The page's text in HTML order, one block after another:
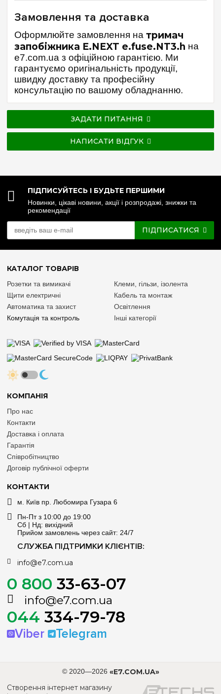
Замовлення та доставка
Оформлюйте замовлення на тримач
запобіжника E.NEXT e.fuse.NT3.h на
e7.com.ua з офіційною гарантією. Ми
гарантуємо оригінальність продукції,
швидку доставку та професійну
консультацію по вашому обладнанню.
ЗАДАТИ ПИТАННЯ
НАПИСАТИ ВІДГУК
ПІДПИСУЙТЕСЬ І БУДЬТЕ ПЕРШИМИ
Новинки, цікаві новини, акції і розпродажі, знижки та
рекомендації
ПІДПИСАТИСЯ
КОНТАКТИ
м. Київ пр. Любомира Гузара 6
Пн-Пт з 10:00 до 19:00
Сб | Нд: вихідний
Прийом замовлень через сайт: 24/7
СЛУЖБА ПІДТРИМКИ КЛІЄНТІВ:
info@e7.com.ua
0 800 33-63-07
info@e7.com.ua
044 334-79-78
Viber Telegram
КОМПАНІЯ
Про нас
Контакти
Доставка і оплата
Гарантія
Співробітництво
Договір публічної оферти
КАТАЛОГ ТОВАРІВ
Розетки та вимикачі
Щити електричні
Автоматика та захист
Комутація та контроль
Клеми, гільзи, ізолента
Кабель та монтаж
Освітлення
Інші категорії
© 2020—2026 «E7.COM.UA»
Створення інтернет магазину